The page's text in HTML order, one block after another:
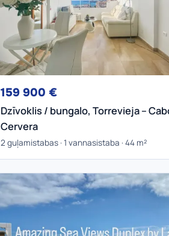
159 900 €
Dzīvoklis / bungalo, Torrevieja –
Cervera
2 guļamistabas · 1 vannasistaba · 44 m²